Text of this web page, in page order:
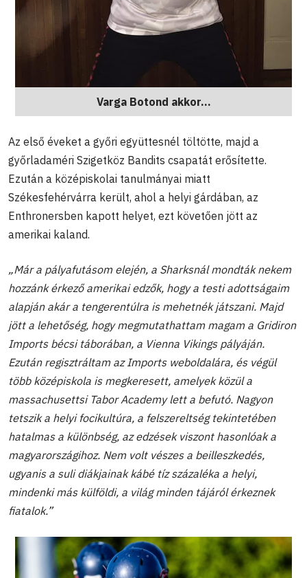
Varga Botond akkor...
Az első éveket a győri együttesnél töltötte, majd a
győrladaméri Szigetköz Bandits csapatát erősítette.
Ezután a középiskolai tanulmányai miatt
Székesfehérvárra került, ahol a helyi gárdában, az
Enthronersben kapott helyet, ezt követően jött az
amerikai kaland.
„Már a pályafutásom elején, a Sharksnál mondták nekem
hozzánk érkező amerikai edzők, hogy a testi adottságaim
alapján akár a tengerentúlra is mehetnék játszani. Majd
jött a lehetőség, hogy megmutathattam magam a Gridiron
Imports bécsi táborában, a Vienna Vikings pályáján.
Ezután regisztráltam az Imports weboldalára, és végül
több középiskola is megkeresett, amelyek közül a
massachusettsi Tabor Academy lett a befutó. Nagyon
tetszik a helyi focikultúra, a felszereltség tekintetében
hatalmas a különbség, az edzések viszont hasonlóak a
magyarországihoz. Nem volt vészes a beilleszkedés,
ugyanis a suli diákjainak kábé tíz százaléka a helyi,
mindenki más külföldi, a világ minden tájáról érkeznek
fiatalok.”